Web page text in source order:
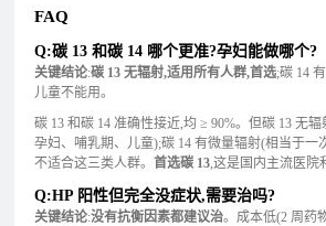
FAQ
Q:碳 13 和碳 14 哪个更准?孕妇能做哪个?
关键结论:碳 13 无辐射,适用所有人群,首选;碳 14
儿童不能用。
碳 13 和碳 14 准确性接近,均 ≥ 90%。但碳 13 无
孕妇、哺乳期、儿童);碳 14 有微量辐射(相当于一
不适合这三类人群。 首选碳 13,这是国内主流医院
Q:HP 阳性但完全没症状,需要治吗?
关键结论:没有抗衡因素都建议治。成本低(2 周药